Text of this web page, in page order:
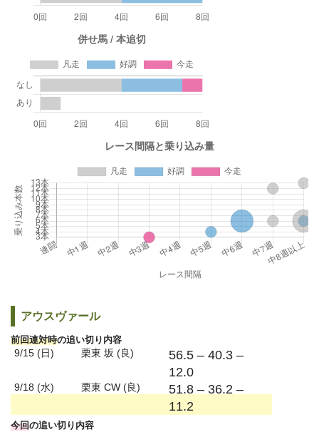
アウスヴァール
前回連対時の追い切り内容
9/15 (日) 栗東 坂 (良)
56.5 – 40.3 –
12.0
9/18 (水) 栗東 CW (良)
51.8 – 36.2 –
11.2
今回の追い切り内容